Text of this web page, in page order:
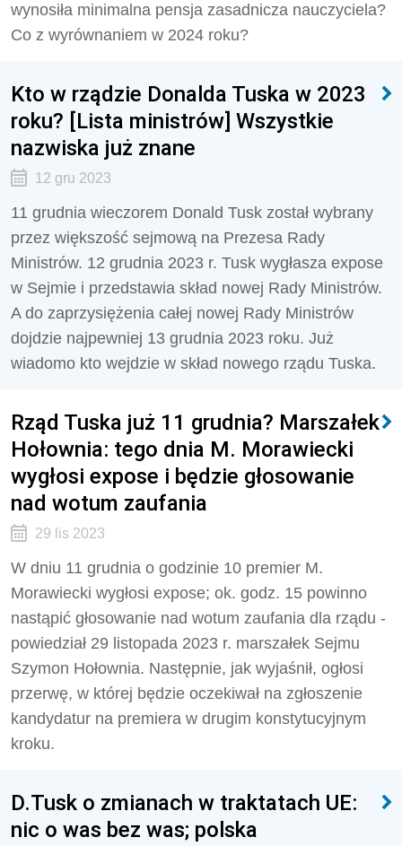
wynosiła minimalna pensja zasadnicza nauczyciela?
Co z wyrównaniem w 2024 roku?
Kto w rządzie Donalda Tuska w 2023
roku? [Lista ministrów] Wszystkie
nazwiska już znane
12 gru 2023
11 grudnia wieczorem Donald Tusk został wybrany
przez większość sejmową na Prezesa Rady
Ministrów. 12 grudnia 2023 r. Tusk wygłasza expose
w Sejmie i przedstawia skład nowej Rady Ministrów.
A do zaprzysiężenia całej nowej Rady Ministrów
dojdzie najpewniej 13 grudnia 2023 roku. Już
wiadomo kto wejdzie w skład nowego rządu Tuska.
Rząd Tuska już 11 grudnia? Marszałek
Hołownia: tego dnia M. Morawiecki
wygłosi expose i będzie głosowanie
nad wotum zaufania
29 lis 2023
W dniu 11 grudnia o godzinie 10 premier M.
Morawiecki wygłosi expose; ok. godz. 15 powinno
nastąpić głosowanie nad wotum zaufania dla rządu -
powiedział 29 listopada 2023 r. marszałek Sejmu
Szymon Hołownia. Następnie, jak wyjaśnił, ogłosi
przerwę, w której będzie oczekiwał na zgłoszenie
kandydatur na premiera w drugim konstytucyjnym
kroku.
D.Tusk o zmianach w traktatach UE:
nic o was bez was; polska